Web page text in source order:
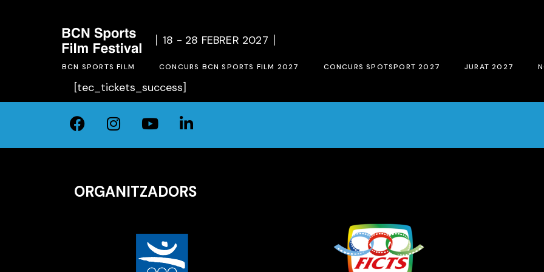
BCN SPORTS FILM
Qui som
Acció social
CONCURS BCN SPORTS FILM 2027
Bases del concurs BCN SPORTS FILM FESTIVAL 2027
Formulari inscripció 2027
CONCURS SPOTSPORT 2027 JURAT 2027
18 - 28 FEBRER 2027
Acció social
Edicions Anteriors
Formulari inscripció 2027
[tec_tickets_success]
ORGANITZADORS